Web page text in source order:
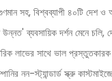
সহ, বিশ্বব্যাপী ৪০টি দেশ ও
ব্যবসায়িক দর্শন মেনে চলি,
লাভের সাথে ভাল
নন-স্ট্যান্ডার্ড স্ক্রু